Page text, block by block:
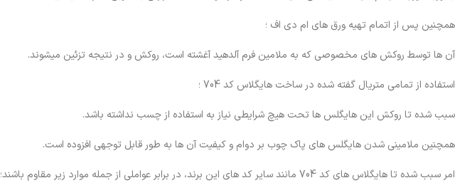
همچنین پس از اتمام تهیه ورق های ام دی اف ؛
آن ها توسط روکش های مخصوصی که به ملامین فرم آلدهید آغشته است، روکش و در نتیجه تزئین میشوند.
استفاده از تمامی متریال گفته شده در ساخت هایگلاس کد 704 ؛
سبب شده تا روکش این هایگلس ها تحت هیچ شرایطی نیاز به استفاده از چسب نداشته باشد.
همچنین ملامینی شدن هایگلس های پاک چوب بر دوام و کیفیت آن ها به طور قابل توجهی افزوده است.
امر سبب شده تا هایگلاس های کد 704 مانند سایر کد های این برند، در برابر عواملی از جمله موارد زیر مقاوم باشند؛